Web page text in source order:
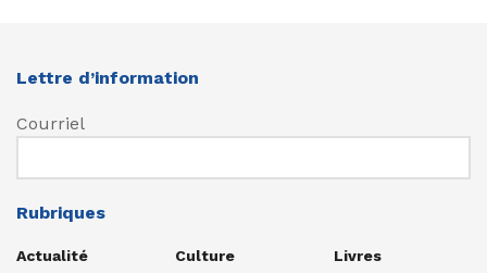
Lettre d’information
Courriel
Rubriques
Actualité
Culture
Livres